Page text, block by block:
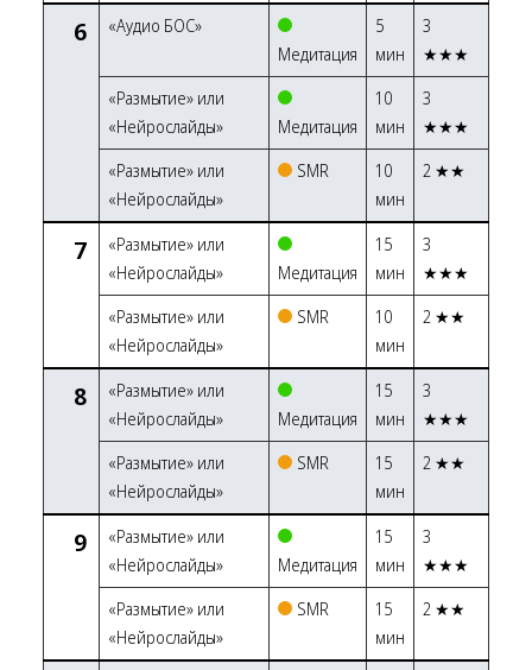
6
«Аудио БОС»
Медитация
5
мин
3
★★★
«Размытие» или
«Нейрослайды»
Медитация
10
мин
3
★★★
«Размытие» или
«Нейрослайды»
SMR
10
мин
2 ★★
7
«Размытие» или
«Нейрослайды»
Медитация
15
мин
3
★★★
«Размытие» или
«Нейрослайды»
SMR
10
мин
2 ★★
8
«Размытие» или
«Нейрослайды»
Медитация
15
мин
3
★★★
«Размытие» или
«Нейрослайды»
SMR
15
мин
2 ★★
9
«Размытие» или
«Нейрослайды»
Медитация
15
мин
3
★★★
«Размытие» или
«Нейрослайды»
SMR
15
мин
2 ★★